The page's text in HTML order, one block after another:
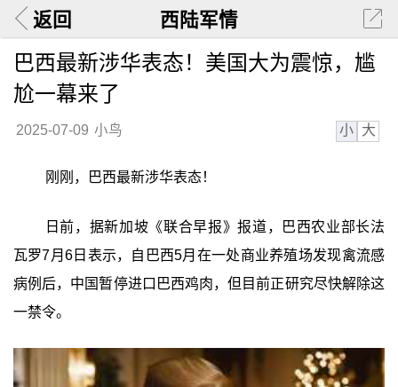
返回 西陆军情
巴西最新涉华表态！美国大为震惊，尴
尬一幕来了
2025-07-09 小鸟 小 大
刚刚，巴西最新涉华表态！
日前，据新加坡《联合早报》报道，巴西农业部长法
瓦罗7月6日表示，自巴西5月在一处商业养殖场发现禽流感
病例后，中国暂停进口巴西鸡肉，但目前正研究尽快解除这
一禁令。